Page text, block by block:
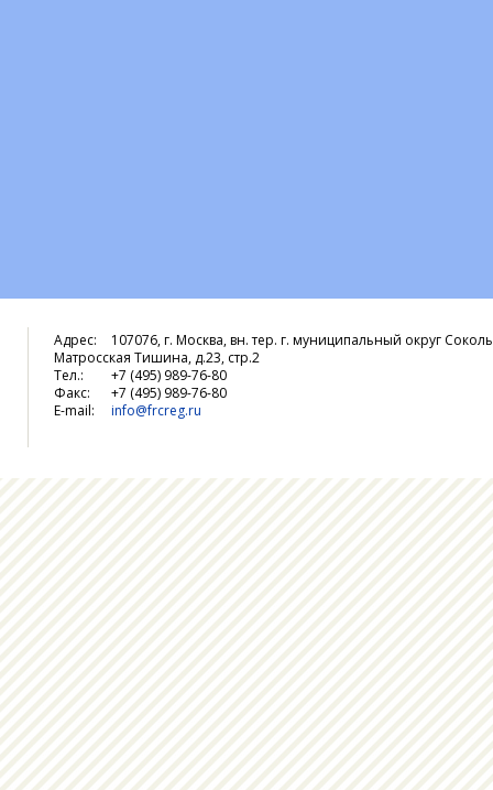
Адрес:
107076, г. Москва, вн. тер. г. муниципальный округ
Матросская Тишина, д.23, стр.2
Тел.:
+7 (495) 989-76-80
Факс:
+7 (495) 989-76-80
E-mail:
info@frcreg.ru